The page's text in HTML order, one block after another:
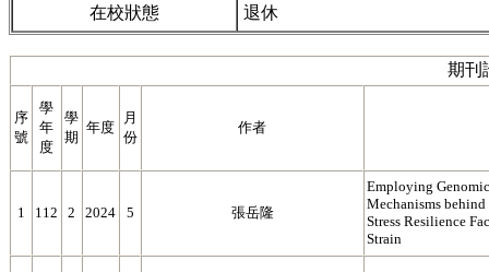
在校狀態
退休
期刊
序
號
學
年
度
學
期
年度
月
份
作者
1 112 2 2024 5 張岳隆
Employing
Mechanisms
Stress Resilience
Strain